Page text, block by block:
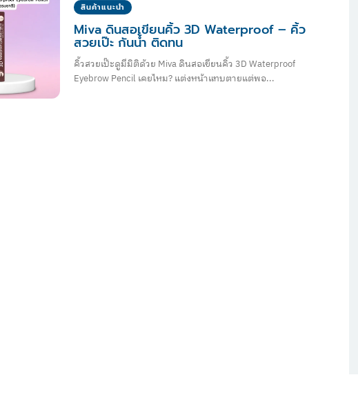
สินค้าแนะนำ
Miva ดินสอเขียนคิ้ว 3D Waterproof – คิ้ว
สวยเป๊ะ กันน้ำ ติดทน
คิ้วสวยเป๊ะดูมีมิติด้วย Miva ดินสอเขียนคิ้ว 3D Waterproof
Eyebrow Pencil เคยไหม? แต่งหน้าแทบตายแต่พอ...